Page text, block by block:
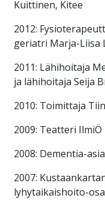
Kuittinen, Kitee
2012:
geriatri Marja-Liisa
2011: Lähihoitaja
ja lähihoitaja Seija
2010: Toimittaja
2009: Teatteri IlmiÖ
2008: Dementia-
2007:
lyhytaikaishoito-